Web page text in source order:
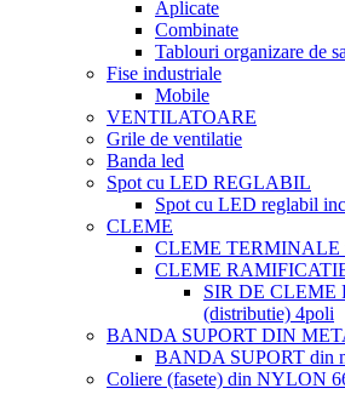
Aplicate
Combinate
Tablouri organizare de
Fise industriale
Mobile
VENTILATOARE
Grile de ventilatie
Banda led
Spot cu LED REGLABIL
Spot cu LED reglabil
CLEME
CLEME TERMINALE
CLEME
SIR DE CLEME
(distributie) 4poli
BANDA SUPORT DIN
BANDA SUPORT din
Coliere (fasete) din NYLON